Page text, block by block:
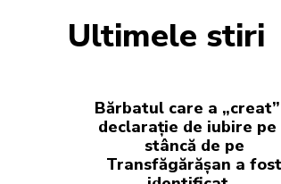
Ultimele stiri
Bărbatul care a
declarație de iubire pe
stâncă de pe
Transfăgărășan a fost